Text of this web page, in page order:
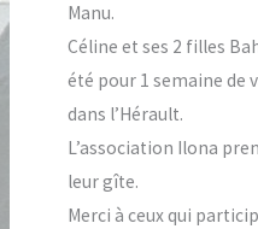
Manu.
Céline et ses 2 filles
été pour 1 semaine de
dans l’Hérault.
L’association Ilona
leur gîte.
Merci à ceux qui